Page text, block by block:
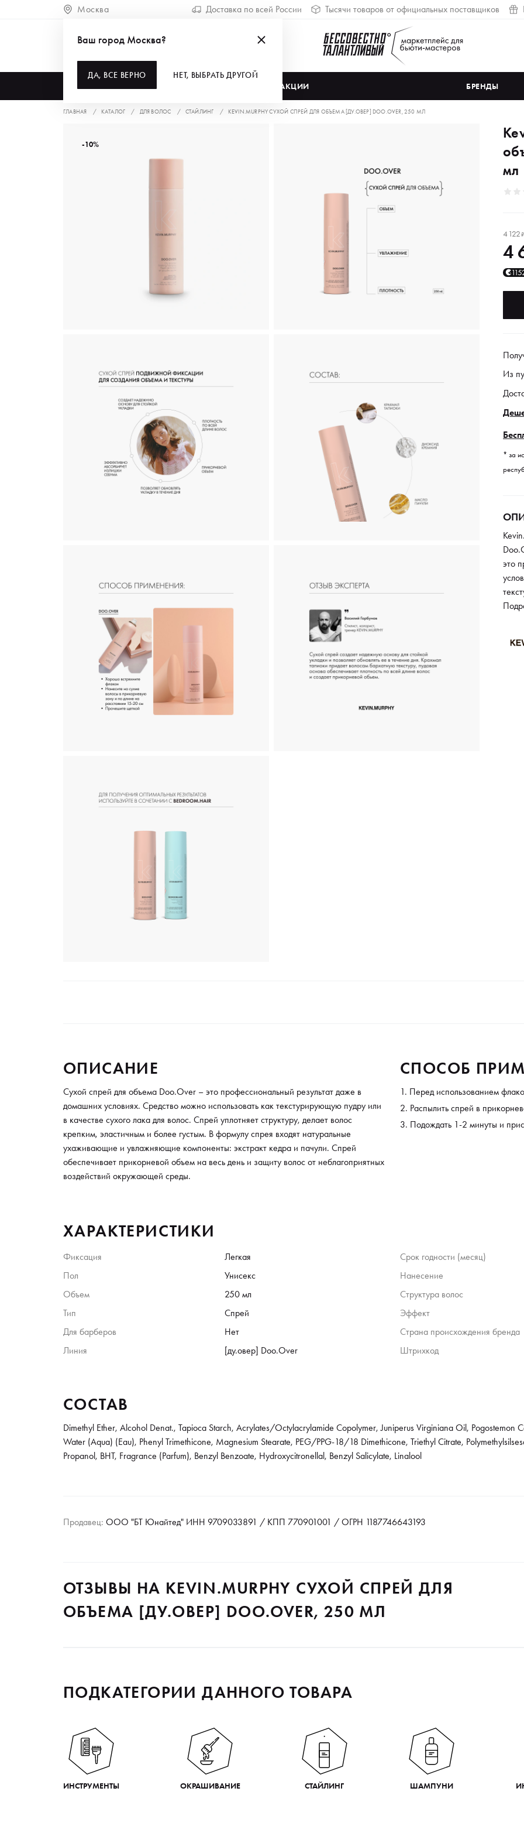
Москва Доставка по всей России Тысячи товаров от официальных поставщиков
АКЦИИ БРЕНДЫ
Ваш город Москва?
ДА, ВСЕ ВЕРНО НЕТ, ВЫБРАТЬ ДРУГОЙ
ГЛАВНАЯ КАТАЛОГ ДЛЯ ВОЛОС СТАЙЛИНГ KEVIN.MURPHY СУХОЙ СПРЕЙ ДЛЯ ОБЪЕМА [ДУ.ОВЕР] DOO.OVER, 250 МЛ
-10%
мл
4 122₽
4
Из
* за
это
ОПИСАНИЕ
Сухой спрей для объема Doo.Over – это профессиональный результат даже в
домашних условиях. Средство можно использовать как текстурирующую пудру или
в качестве сухого лака для волос. Спрей уплотняет структуру, делает волос
крепким, эластичным и более густым. В формулу спрея входят натуральные
ухаживающие и увлажняющие компоненты: экстракт кедра и пачули. Спрей
обеспечивает прикорневой объем на весь день и защиту волос от неблагоприятных
воздействий окружающей среды.
СПОСОБ
Перед использованием
Распылить спрей в
Подождать 1-2 минуты и
ХАРАКТЕРИСТИКИ
Фиксация Легкая Срок годности (месяц)
Пол
Унисекс Нанесение
Объем
250 мл Структура волос
Тип
Спрей Эффект
Для барберов
Нет Страна происхождения бренда
Линия
[ду.овер] Doo.Over Штрихкод
СОСТАВ
Dimethyl Ether, Alcohol Denat., Tapioca Starch, Acrylates/Octylacrylamide Copolymer, Juniperus Virginiana Oil, Pogostemon
Water (Aqua) (Eau), Phenyl Trimethicone, Magnesium Stearate, PEG/PPG-18/18 Dimethicone, Triethyl Citrate,
Propanol, BHT, Fragrance (Parfum), Benzyl Benzoate, Hydroxycitronellal, Benzyl Salicylate, Linalool
Продавец: ООО "БТ Юнайтед" ИНН 9709033891 / КПП 770901001 / ОГРН 1187746643193
ОТЗЫВЫ НА KEVIN.MURPHY СУХОЙ СПРЕЙ ДЛЯ
ОБЪЕМА [ДУ.ОВЕР] DOO.OVER, 250 МЛ
ПОДКАТЕГОРИИ ДАННОГО ТОВАРА
ИНСТРУМЕНТЫ ОКРАШИВАНИЕ СТАЙЛИНГ ШАМПУНИ